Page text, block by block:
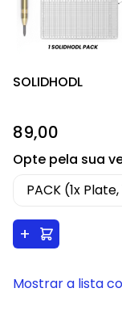
SOLIDHODL
89,00
Opte pela sua
+
Mostrar a lista